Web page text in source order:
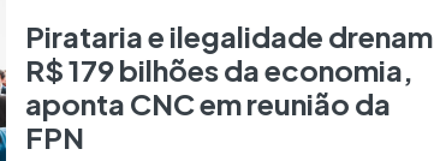
Pirataria e ilegalidade drenam
R$ 179 bilhões da economia,
aponta CNC em reunião da
FPN